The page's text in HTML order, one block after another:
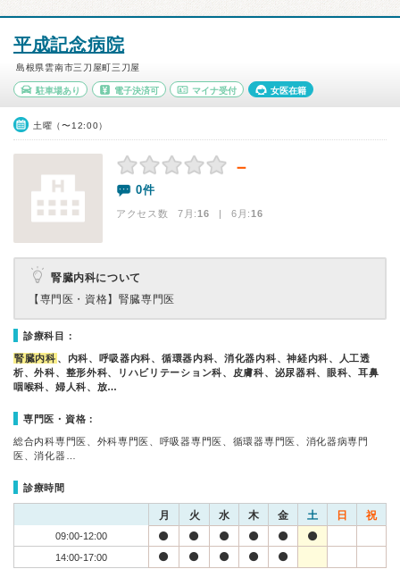
平成記念病院
島根県雲南市三刀屋町三刀屋
駐車場あり 電子決済可 マイナ受付 女医在籍
土曜（〜12:00）
－
0件
アクセス数 7月:16 | 6月:16
腎臓内科について
【専門医・資格】 腎臓専門医
診療科目：
腎臓内科 、内科、呼吸器内科、循環器内科、消化器内科、神経内科、人工透
析、外科、整形外科、リハビリテーション科、皮膚科、泌尿器科、眼科、耳鼻
咽喉科、婦人科、放…
専門医・資格：
総合内科専門医、外科専門医、呼吸器専門医、循環器専門医、消化器病専門
医、消化器…
診療時間
月 火 水 木 金 土 日 祝
09:00-12:00
14:00-17:00